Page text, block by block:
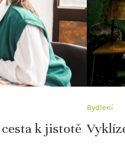
cesta k jistotě
Bydlení